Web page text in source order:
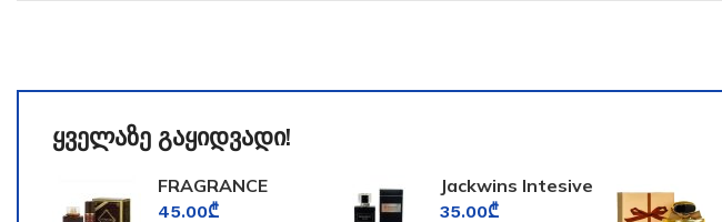
ყველაზე გაყიდვადი!
FRAGRANCE
WORLD
45.00₾
Jackwins Intesive
for Men
35.00₾